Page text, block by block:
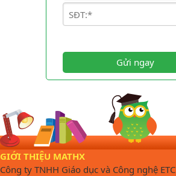
Gửi ngay
GIỚI THIỆU MATHX
Công ty TNHH Giáo dục và Công nghệ ETC